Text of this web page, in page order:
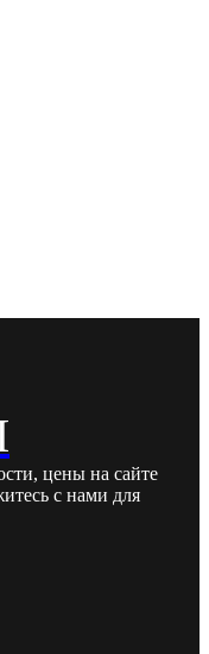
цены на сайте
с нами для